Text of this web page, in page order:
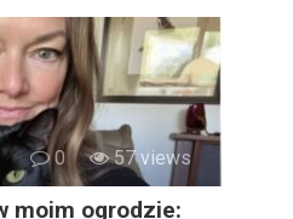
0 57 views
moim ogrodzie: